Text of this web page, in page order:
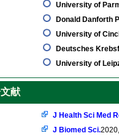
University of
Donald Danforth
University of
Deutsches
University of
献
J Health Sci Med
J Biomed Sci.